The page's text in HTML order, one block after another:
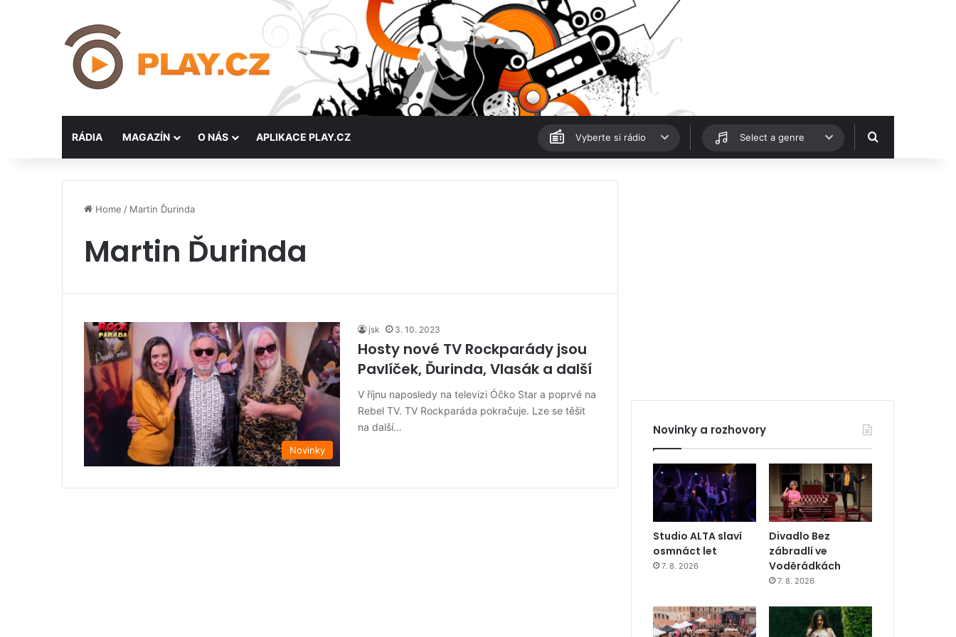
RÁDIA MAGAZÍN O NÁS APLIKACE PLAY.CZ Vyberte si rádio Select a genre Hledat
Home / Martin Ďurinda
Martin Ďurinda
Novinky
jsk 3. 10. 2023
Hosty nové TV Rockparády jsou
Pavlíček, Ďurinda, Vlasák a další
V říjnu naposledy na televizi Óčko Star a poprvé na
Rebel TV. TV Rockparáda pokračuje. Lze se těšit
na další…
Novinky a rozhovory
Studio ALTA slaví
osmnáct let
7. 8. 2026
Divadlo Bez
zábradlí ve
Voděrádkách
7. 8. 2026